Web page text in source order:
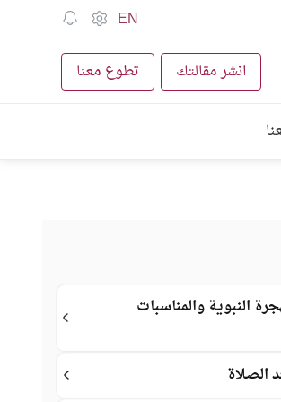
EN
انشر مقالتك تطوع معنا
النبوية والمناسبات
الصلاة